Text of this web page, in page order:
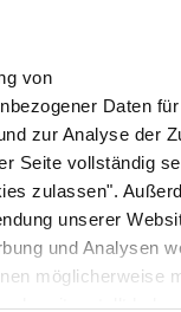
von
Daten
zur Analyse der
Seite vollständig
zulassen".
unserer
und Analysen
möglicherweise
Aufstieg
898 hm